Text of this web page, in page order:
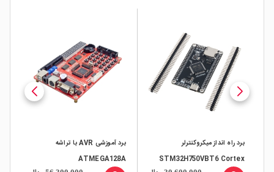
برد راه انداز میکروکنترلر
STM32H750VBT6 Cortex
برد آموزشی AVR با تراشه
ATMEGA128A